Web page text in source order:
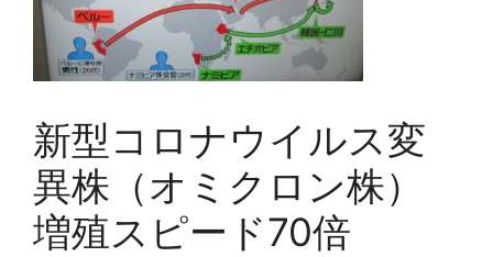
新型コロナウイルス変
異株（オミクロン株）
増殖スピード70倍